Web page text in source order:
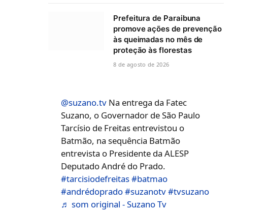
Prefeitura de Paraibuna
promove ações de prevenção
às queimadas no mês de
proteção às florestas
8 de agosto de 2026
@suzano.tv Na entrega da Fatec
Suzano, o Governador de São Paulo
Tarcísio de Freitas entrevistou o
Batmão, na sequência Batmão
entrevista o Presidente da ALESP
Deputado André do Prado.
#tarcisiodefreitas#batmao
#andrédoprado#suzanotv#tvsuzano
♬ som original - Suzano Tv